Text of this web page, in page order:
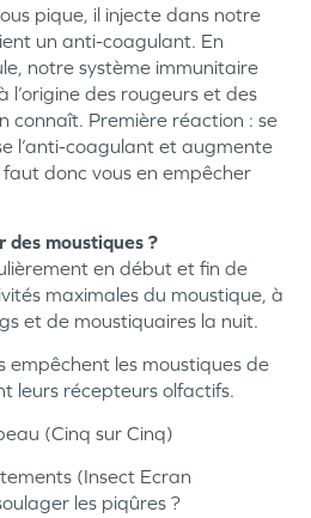
pique, il injecte dans notre
un anti-coagulant. En
notre système immunitaire
l’origine des rougeurs et des
connaît. Première réaction : se
l’anti-coagulant et augmente
faut donc vous en empêcher
des moustiques ?
en début et fin de
maximales du moustique, à
et de moustiquaires la nuit.
empêchent les moustiques de
leurs récepteurs olfactifs.
(Cinq sur Cinq)
(Insect Ecran
les piqûres ?